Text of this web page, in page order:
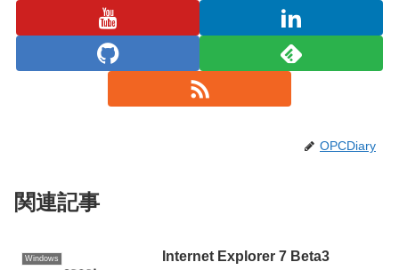
OPCDiary
関連記事
Windows Internet Explorer 7 Beta3